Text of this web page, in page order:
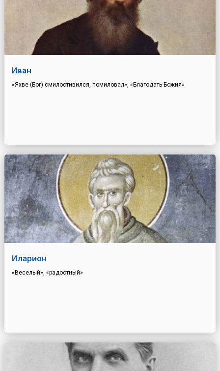
Иван
«Яхве (Бог) смилостивился, помиловал», «Благодать Божия»
Иларион
«Веселый», «радостный»